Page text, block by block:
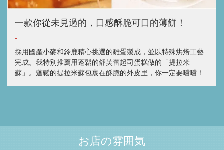
一款你從未見過的，口感酥脆可口的薄餅！
-
採用國產小麥和鈴鹿精心挑選的雞蛋製成，並以特殊烘焙工藝
完成。我特別推薦用蓬鬆的舒芙蕾起司蛋糕做的「提拉米
蘇」。蓬鬆的提拉米蘇包裹在酥脆的外皮里，你一定要嚐嚐！
お店の雰囲気